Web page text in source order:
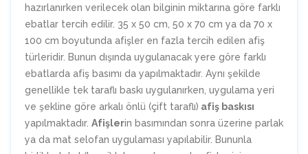
hazırlanırken verilecek olan bilginin miktarına göre farklı
ebatlar tercih edilir. 35 x 50 cm, 50 x 70 cm ya da 70 x
100 cm boyutunda afişler en fazla tercih edilen afiş
türleridir. Bunun dışında uygulanacak yere göre farklı
ebatlarda afiş basımı da yapılmaktadır. Aynı şekilde
genellikle tek taraflı baskı uygulanırken, uygulama yeri
ve şekline göre arkalı önlü (çift taraflı) afiş baskısı
yapılmaktadır. Afişlerin basımından sonra üzerine parlak
ya da mat selofan uygulaması yapılabilir. Bununla